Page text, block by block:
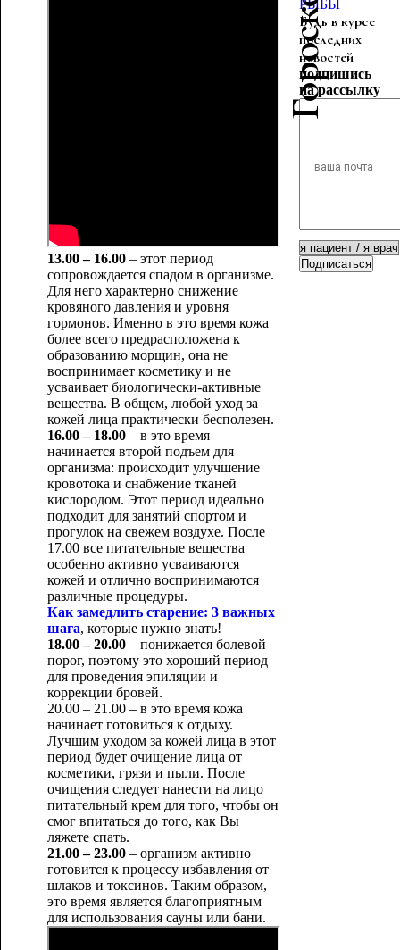
13.00 – 16.00– этот период
сопровождается спадом в организме.
Для него характерно снижение
кровяного давления и уровня
гормонов. Именно в это время кожа
более всего предрасположена к
образованию морщин, она не
воспринимает косметику и не
усваивает биологически-активные
вещества. В общем, любой уход за
кожей лица практически бесполезен.
16.00 – 18.00– в это время
начинается второй подъем для
организма: происходит улучшение
кровотока и снабжение тканей
кислородом. Этот период идеально
подходит для занятий спортом и
прогулок на свежем воздухе. После
17.00 все питательные вещества
особенно активно усваиваются
кожей и отлично воспринимаются
различные процедуры.
Как замедлить старение: 3 важных
шага, которые нужно знать!
18.00 – 20.00– понижается болевой
порог, поэтому это хороший период
для проведения эпиляции и
коррекции бровей.
20.00 – 21.00 – в это время кожа
начинает готовиться к отдыху.
Лучшим уходом за кожей лица в этот
период будет очищение лица от
косметики, грязи и пыли. После
очищения следует нанести на лицо
питательный крем для того, чтобы он
смог впитаться до того, как Вы
ляжете спать.
21.00 – 23.00– организм активно
готовится к процессу избавления от
шлаков и токсинов. Таким образом,
это время является благоприятным
для использования сауны или бани.
РЫБЫ
Будь в курсе
последних
новостей
подпишись
на рассылку
Подписаться